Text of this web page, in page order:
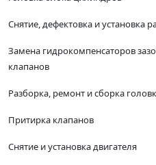
Снятие, дефектовка и установка
Замена гидрокомпенсаторов
клапанов
Разборка, ремонт и сборка
Притирка клапанов
Снятие и установка двигателя